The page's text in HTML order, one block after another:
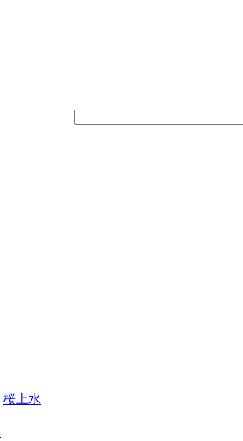
桜上水